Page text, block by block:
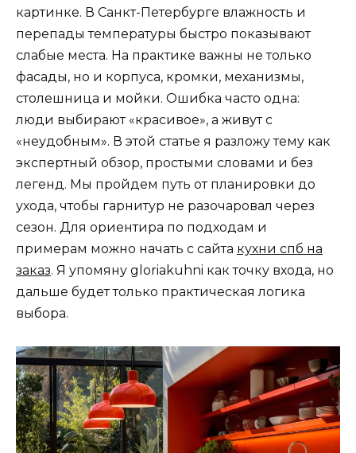
картинке. В Санкт-Петербурге влажность и
перепады температуры быстро показывают
слабые места. На практике важны не только
фасады, но и корпуса, кромки, механизмы,
столешница и мойки. Ошибка часто одна:
люди выбирают «красивое», а живут с
«неудобным». В этой статье я разложу тему как
экспертный обзор, простыми словами и без
легенд. Мы пройдем путь от планировки до
ухода, чтобы гарнитур не разочаровал через
сезон. Для ориентира по подходам и
примерам можно начать с сайта кухни спб на
заказ. Я упомяну gloriakuhni как точку входа, но
дальше будет только практическая логика
выбора.